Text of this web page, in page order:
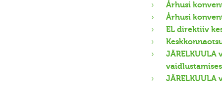
Århusi
Århusi
EL direktiiv